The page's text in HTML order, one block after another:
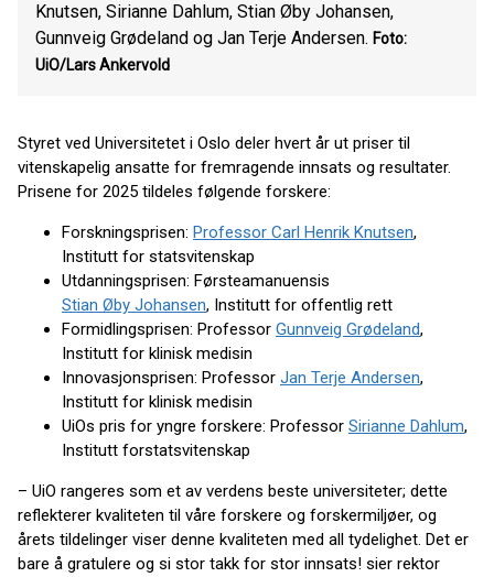
Knutsen, Sirianne Dahlum, Stian Øby Johansen,
Gunnveig Grødeland og Jan Terje Andersen. Foto:
UiO/Lars Ankervold
Styret ved Universitetet i Oslo deler hvert år ut priser til
vitenskapelig ansatte for fremragende innsats og resultater.
Prisene for 2025 tildeles følgende forskere:
Forskningsprisen: Professor Carl Henrik Knutsen,
Institutt for statsvitenskap
Utdanningsprisen: Førsteamanuensis
Stian Øby Johansen, Institutt for offentlig rett
Formidlingsprisen: Professor Gunnveig Grødeland,
Institutt for klinisk medisin
Innovasjonsprisen: Professor Jan Terje Andersen,
Institutt for klinisk medisin
UiOs pris for yngre forskere: Professor Sirianne Dahlum,
Institutt forstatsvitenskap
– UiO rangeres som et av verdens beste universiteter; dette
reflekterer kvaliteten til våre forskere og forskermiljøer, og
årets tildelinger viser denne kvaliteten med all tydelighet. Det er
bare å gratulere og si stor takk for stor innsats! sier rektor